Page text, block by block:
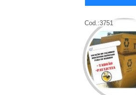
Cod.:3751